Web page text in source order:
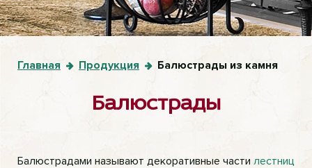
Главная Продукция Балюстрады из камня
Балюстрады
Балюстрадами называют декоративные части лестниц